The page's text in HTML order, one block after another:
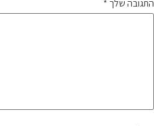
התגובה שלך *